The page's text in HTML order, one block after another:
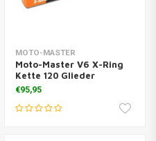
MOTO-MASTER
Moto-Master V6 X-Ring
Kette 120 Glieder
€95,95